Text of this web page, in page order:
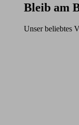
Bleib am
Unser beliebtes